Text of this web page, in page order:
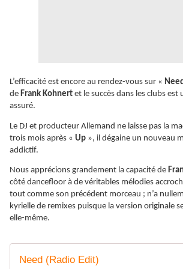
L’efficacité est encore au rendez-vous sur «
de Frank Kohnert et le succès dans les clubs est
assuré.
Le DJ et producteur Allemand ne laisse pas la
trois mois après « Up », il dégaine un nouveau
addictif.
Nous apprécions grandement la capacité de
côté dancefloor à de véritables mélodies
tout comme son précédent morceau ; n’a
kyrielle de remixes puisque la version originale
elle-même.
Need (Radio Edit)